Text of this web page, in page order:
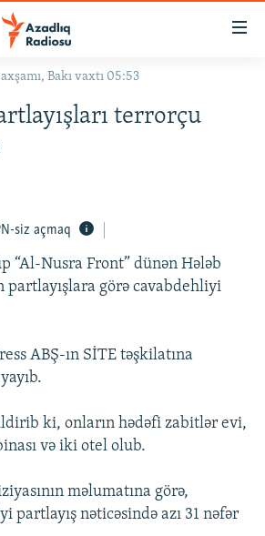
KITABXANASI
STANDARTLARIMIZ
ISTIFADƏ
TELEFONUNUZDA
Bakı vaxtı 05:53
terrorçu
siz açmaq
“Al-Nusra Front” dünən Hələb
partlayışlara görə cavabdehliyi
ABŞ-ın SİTE təşkilatına
ki, onların hədəfi zabitlər evi,
və iki otel olub.
məlumatına görə,
partlayış nəticəsində azı 31 nəfər